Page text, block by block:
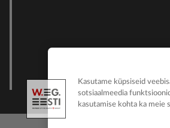
Kasutame küpsiseid
sotsiaalmeedia
kasutamise kohta ka meie